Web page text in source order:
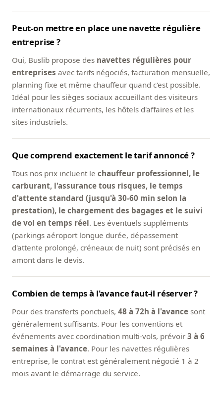
Peut-on mettre en place une navette régulière
entreprise ?
Oui, Buslib propose des navettes régulières pour
entreprises avec tarifs négociés, facturation mensuelle,
planning fixe et même chauffeur quand c'est possible.
Idéal pour les sièges sociaux accueillant des visiteurs
internationaux récurrents, les hôtels d'affaires et les
sites industriels.
Que comprend exactement le tarif annoncé ?
Tous nos prix incluent le chauffeur professionnel, le
carburant, l'assurance tous risques, le temps
d'attente standard (jusqu'à 30-60 min selon la
prestation), le chargement des bagages et le suivi
de vol en temps réel. Les éventuels suppléments
(parkings aéroport longue durée, dépassement
d'attente prolongé, créneaux de nuit) sont précisés en
amont dans le devis.
Combien de temps à l'avance faut-il réserver ?
Pour des transferts ponctuels, 48 à 72h à l'avance sont
généralement suffisants. Pour les conventions et
événements avec coordination multi-vols, prévoir 3 à 6
semaines à l'avance. Pour les navettes régulières
entreprise, le contrat est généralement négocié 1 à 2
mois avant le démarrage du service.